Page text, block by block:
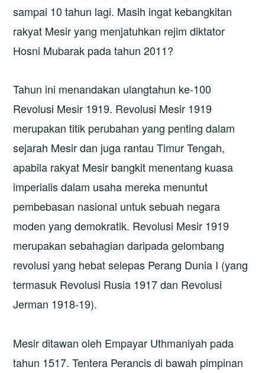
sampai 10 tahun lagi. Masih ingat kebangkitan
rakyat Mesir yang menjatuhkan rejim diktator
Hosni Mubarak pada tahun 2011?
Tahun ini menandakan ulangtahun ke-100
Revolusi Mesir 1919. Revolusi Mesir 1919
merupakan titik perubahan yang penting dalam
sejarah Mesir dan juga rantau Timur Tengah,
apabila rakyat Mesir bangkit menentang kuasa
imperialis dalam usaha mereka menuntut
pembebasan nasional untuk sebuah negara
moden yang demokratik. Revolusi Mesir 1919
merupakan sebahagian daripada gelombang
revolusi yang hebat selepas Perang Dunia I (yang
termasuk Revolusi Rusia 1917 dan Revolusi
Jerman 1918-19).
Mesir ditawan oleh Empayar Uthmaniyah pada
tahun 1517. Tentera Perancis di bawah pimpinan